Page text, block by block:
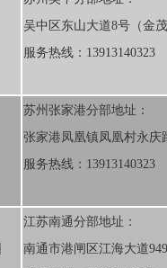
吴中区东山大道8号（金
服务热线：13913140323
苏州张家港分部地址：
张家港凤凰镇凤凰村永庆
服务热线：13913140323
江苏南通分部地址：
南通市港闸区江海大道